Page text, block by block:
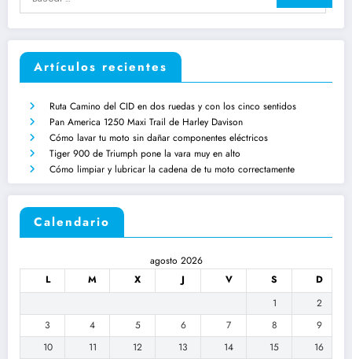
Artículos recientes
Ruta Camino del CID en dos ruedas y con los cinco sentidos
Pan America 1250 Maxi Trail de Harley Davison
Cómo lavar tu moto sin dañar componentes eléctricos
Tiger 900 de Triumph pone la vara muy en alto
Cómo limpiar y lubricar la cadena de tu moto correctamente
Calendario
agosto 2026
L
M X J V S
D
1
2
3
4 5 6 7 8
9
10
11 12 13 14 15 16